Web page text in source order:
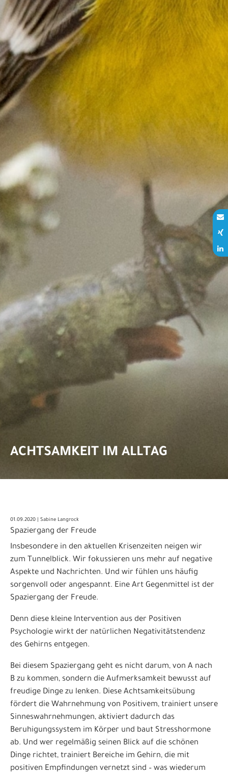
ACHTSAMKEIT IM ALLTAG
01.09.2020 | Sabine Langrock
Spaziergang der Freude
Insbesondere in den aktuellen Krisenzeiten neigen wir
zum Tunnelblick. Wir fokussieren uns mehr auf negative
Aspekte und Nachrichten. Und wir fühlen uns häufig
sorgenvoll oder angespannt. Eine Art Gegenmittel ist der
Spaziergang der Freude.
Denn diese kleine Intervention aus der Positiven
Psychologie wirkt der natürlichen Negativitätstendenz
des Gehirns entgegen.
Bei diesem Spaziergang geht es nicht darum, von A nach
B zu kommen, sondern die Aufmerksamkeit bewusst auf
freudige Dinge zu lenken. Diese Achtsamkeitsübung
fördert die Wahrnehmung von Positivem, trainiert unsere
Sinneswahrnehmungen, aktiviert dadurch das
Beruhigungssystem im Körper und baut Stresshormone
ab. Und wer regelmäßig seinen Blick auf die schönen
Dinge richtet, trainiert Bereiche im Gehirn, die mit
positiven Empfindungen vernetzt sind – was wiederum